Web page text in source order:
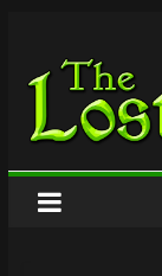
springen
The
Lost